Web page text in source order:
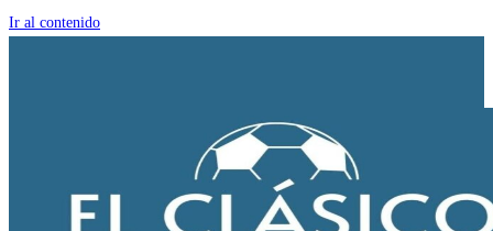
Ir al contenido